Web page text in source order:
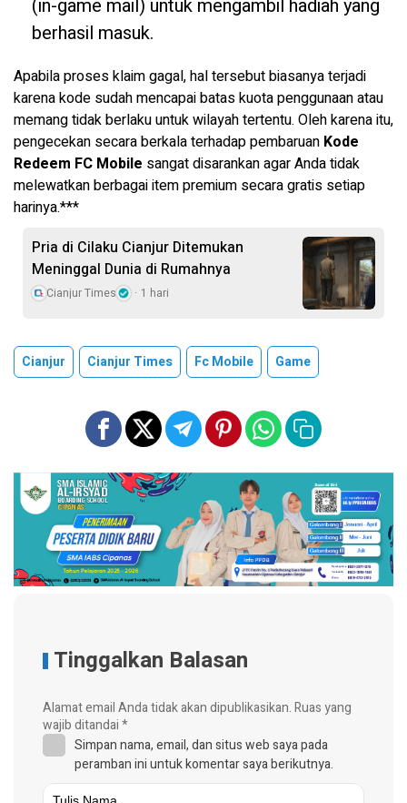
(in-game mail) untuk mengambil hadiah yang
berhasil masuk.
Apabila proses klaim gagal, hal tersebut biasanya terjadi
karena kode sudah mencapai batas kuota penggunaan atau
memang tidak berlaku untuk wilayah tertentu. Oleh karena itu,
pengecekan secara berkala terhadap pembaruan Kode
Redeem FC Mobile sangat disarankan agar Anda tidak
melewatkan berbagai item premium secara gratis setiap
harinya.***
Pria di Cilaku Cianjur Ditemukan
Meninggal Dunia di Rumahnya
Cianjur Times 1 hari
Cianjur Cianjur Times Fc Mobile Game
Tinggalkan Balasan
Alamat email Anda tidak akan dipublikasikan.Ruas yang
wajib ditandai*
Simpan nama, email, dan situs web saya pada
peramban ini untuk komentar saya berikutnya.